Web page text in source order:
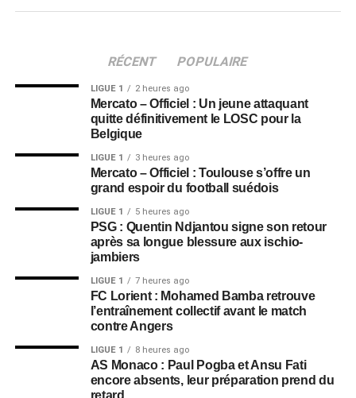
RÉCENT POPULAIRE
LIGUE 1 2 heures ago
Mercato – Officiel : Un jeune attaquant
quitte définitivement le LOSC pour la
Belgique
LIGUE 1 3 heures ago
Mercato – Officiel : Toulouse s’offre un
grand espoir du football suédois
LIGUE 1 5 heures ago
PSG : Quentin Ndjantou signe son retour
après sa longue blessure aux ischio-
jambiers
LIGUE 1 7 heures ago
FC Lorient : Mohamed Bamba retrouve
l’entraînement collectif avant le match
contre Angers
LIGUE 1 8 heures ago
AS Monaco : Paul Pogba et Ansu Fati
encore absents, leur préparation prend du
retard